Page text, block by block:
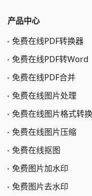
产品中心
免费在线PDF转换器
免费在线PDF转Word
免费在线PDF合并
免费在线图片处理
免费在线图片格式转换
免费在线图片压缩
免费在线抠图
免费图片加水印
免费图片去水印